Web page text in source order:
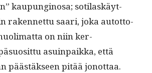
kaupungi­nosa; soti­laskäyt­
raken­net­tu saari, joka autot­to­
on niin ker­
asuin­paik­ka, että
päästäk­seen pitää jonot­taa.